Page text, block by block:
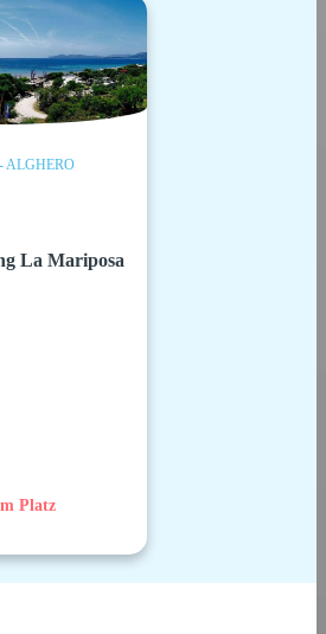
ALGHERO
La Mariposa
Platz